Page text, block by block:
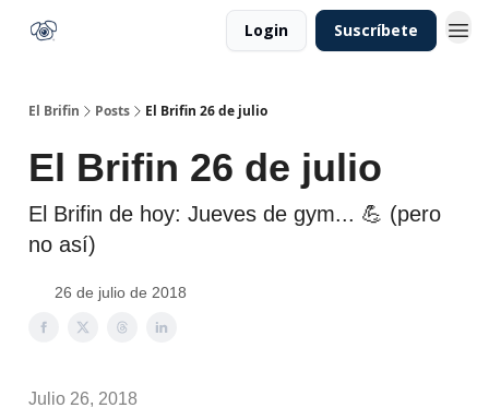
Login Suscríbete
El Brifin Posts El Brifin 26 de julio
El Brifin 26 de julio
El Brifin de hoy: Jueves de gym... 💪 (pero
no así)
26 de julio de 2018
Julio 26, 2018